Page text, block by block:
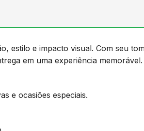
estilo e impacto visual. Com seu
em uma experiência memorável.
e ocasiões especiais.